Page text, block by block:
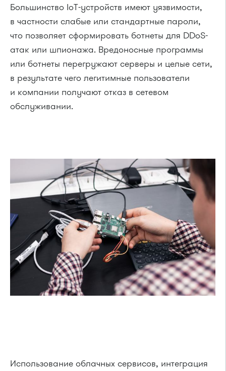
Большинство IoT-устройств имеют уязвимости,
в частности слабые или стандартные пароли,
что позволяет сформировать ботнеты для DDoS-
атак или шпионажа. Вредоносные программы
или ботнеты перегружают серверы и целые сети,
в результате чего легитимные пользователи
и компании получают отказ в сетевом
обслуживании.
Использование облачных сервисов, интеграция